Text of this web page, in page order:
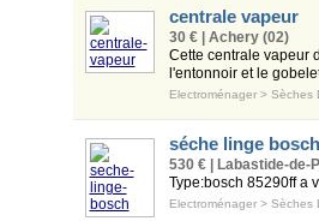
centrale vapeur
30 € | Achery (02)
Cette centrale vapeur
l'entonnoir et le
Electroménager> Sèches
séche linge bosch
530 € | Labastide-de-
Type:bosch 85290ff a
Electroménager> Sèches